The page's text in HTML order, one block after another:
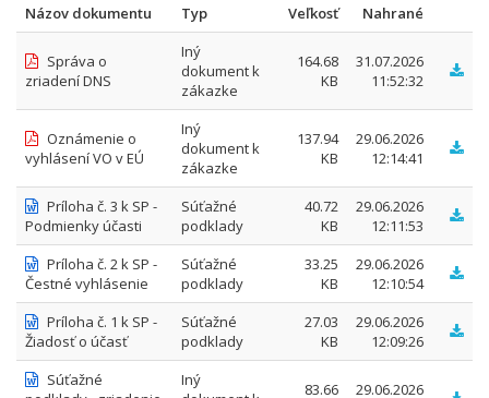
Názov dokumentu Typ Veľkosť Nahrané
Správa o
zriadení DNS
Iný
dokument k
zákazke
164.68
KB
31.07.2026
11:52:32
Oznámenie o
vyhlásení VO v EÚ
Iný
dokument k
zákazke
137.94
KB
29.06.2026
12:14:41
Príloha č. 3 k SP -
Podmienky účasti
Súťažné
podklady
40.72
KB
29.06.2026
12:11:53
Príloha č. 2 k SP -
Čestné vyhlásenie
Súťažné
podklady
33.25
KB
29.06.2026
12:10:54
Príloha č. 1 k SP -
Žiadosť o účasť
Súťažné
podklady
27.03
KB
29.06.2026
12:09:26
Súťažné
Iný
83.66 29.06.2026